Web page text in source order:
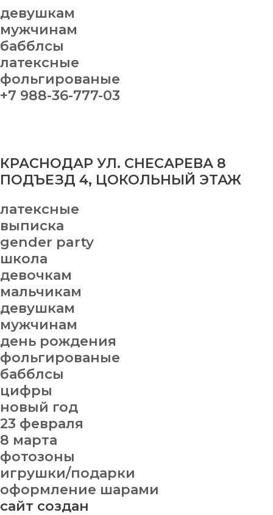
девушкам
мужчинам
бабблсы
латексные
фольгированые
+7 988-36-777-03
КРАСНОДАР УЛ. СНЕСАРЕВА 8
ПОДЪЕЗД 4, ЦОКОЛЬНЫЙ ЭТАЖ
латексные
выписка
gender party
школа
девочкам
мальчикам
девушкам
мужчинам
день рождения
фольгированые
бабблсы
цифры
новый год
23 февраля
8 марта
фотозоны
игрушки/подарки
оформление шарами
сайт создан